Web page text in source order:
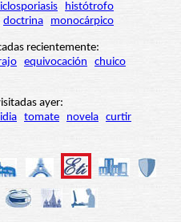
histótrofo
doctrina monocárpico
recientemente:
equivocación
chuico
ayer:
tomate novela curtir